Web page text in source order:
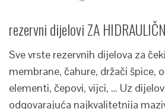
rezervni dijelovi ZA
Sve vrste rezervnih dijelova za
membrane, čahure, držači špice,
elementi, čepovi, vijci, … Uz
odgovarajuća najkvalitetnija